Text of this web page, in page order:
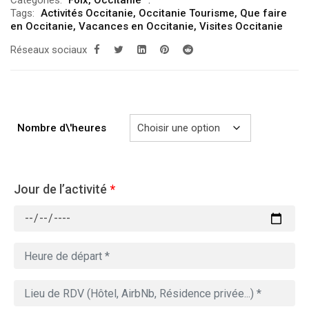
prix :
279.00€
à
Tags: Activités Occitanie, Occitanie Tourisme, Que faire
en Occitanie, Vacances en Occitanie, Visites Occitanie
Réseaux sociaux
Nombre d\'heures
Jour de l’activité *